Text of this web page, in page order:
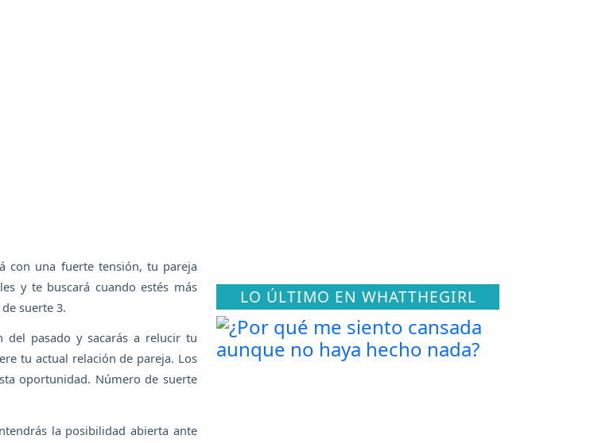
con una fuerte tensión, tu pareja
y te buscará cuando estés más
suerte 3.
pasado y sacarás a relucir tu
tu actual relación de pareja. Los
oportunidad. Número de suerte
la posibilidad abierta ante
LO ÚLTIMO EN WHATTHEGIRL